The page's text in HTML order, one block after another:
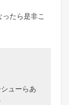
たら是非こ
ューらあ